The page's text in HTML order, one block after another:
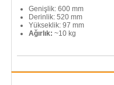
Genişlik: 600 mm
Derinlik: 520 mm
Yükseklik: 97 mm
Ağırlık: ~10 kg